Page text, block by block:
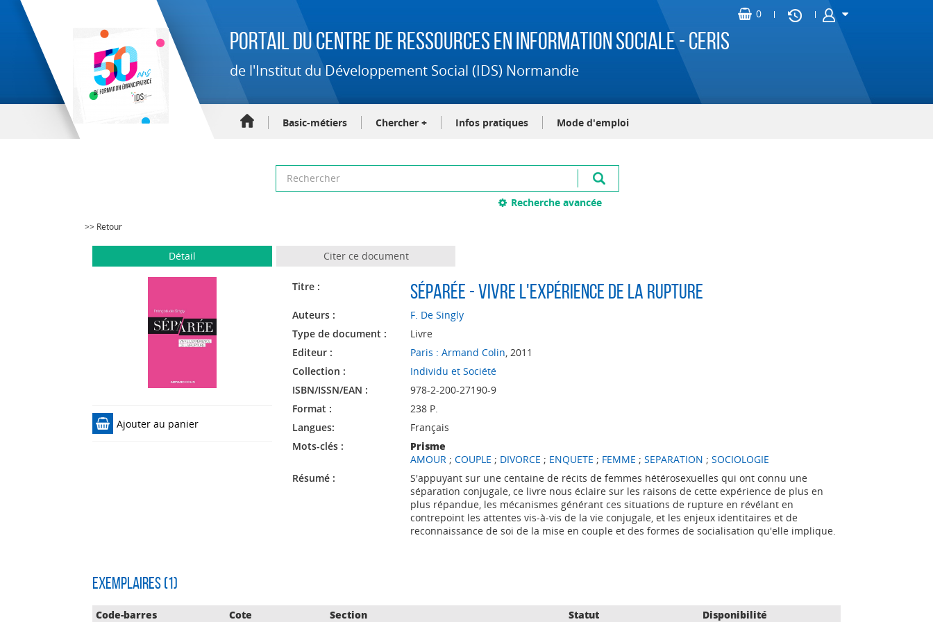
Portail du Centre de Ressources en Information Sociale - CERIS
de l'Institut du Développement Social (IDS) Normandie
Basic-métiers Chercher + Infos pratiques Mode d'emploi
Recherche avancée
>> Retour
Détail Citer ce document
Ajouter au panier
Titre : Séparée - Vivre l'expérience de la rupture
Auteurs :
F. De Singly
Type de document :
Livre
Editeur :
Paris : Armand Colin, 2011
Collection :
Individu et Société
ISBN/ISSN/EAN :
978-2-200-27190-9
Format :
238 P.
Langues:
Français
Mots-clés :
Prisme
AMOUR; COUPLE ; DIVORCE ; ENQUETE ; FEMME ; SEPARATION ; SOCIOLOGIE
Résumé :
S'appuyant sur une centaine de récits de femmes hétérosexuelles qui ont connu une
séparation conjugale, ce livre nous éclaire sur les raisons de cette expérience de plus en
plus répandue, les mécanismes générant ces situations de rupture en révélant en
contrepoint les attentes vis-à-vis de la vie conjugale, et les enjeux identitaires et de
reconnaissance de soi de la mise en couple et des formes de socialisation qu'elle implique.
Exemplaires (1)
Code-barres Cote Section Statut Disponibilité